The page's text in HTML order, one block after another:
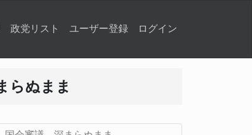
政党リスト ユーザー登録 ログイン
らぬまま